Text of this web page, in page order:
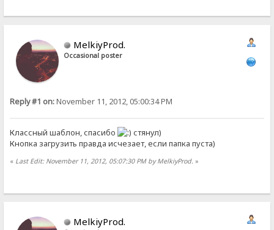
MelkiyProd.
Occasional poster
Reply #1 on:November 11, 2012, 05:00:34 PM
Классный шаблон, спасибо
стянул)
Кнопка загрузить правда исчезает, если папка пуста)
« Last Edit: November 11, 2012, 05:07:30 PM by MelkiyProd. »
MelkiyProd.